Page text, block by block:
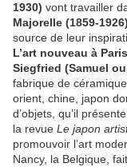
1930) vont travailler
Majorelle (1859-1926)
source de leur
L’art nouveau à Paris
Siegfried (Samuel
fabrique de
orient, chine, japon
d’objets, qu’il
la revue Le japon
promouvoir l’art
Nancy, la Belgique,